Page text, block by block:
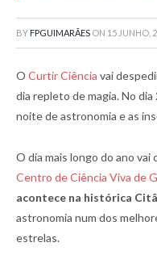
BY FPGUIMARÃES ON 15 JUNHO,
O Curtir Ciência vai
dia repleto de magia. No
noite de astronomia e as
O dia mais longo do ano vai
Centro de Ciência Viva de
acontece na histórica
astronomia num dos
estrelas.